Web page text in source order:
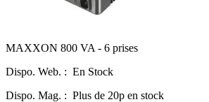
MAXXON 800 VA - 6 prises
Dispo. Web. : En Stock
Dispo. Mag. : Plus de 20p en stock